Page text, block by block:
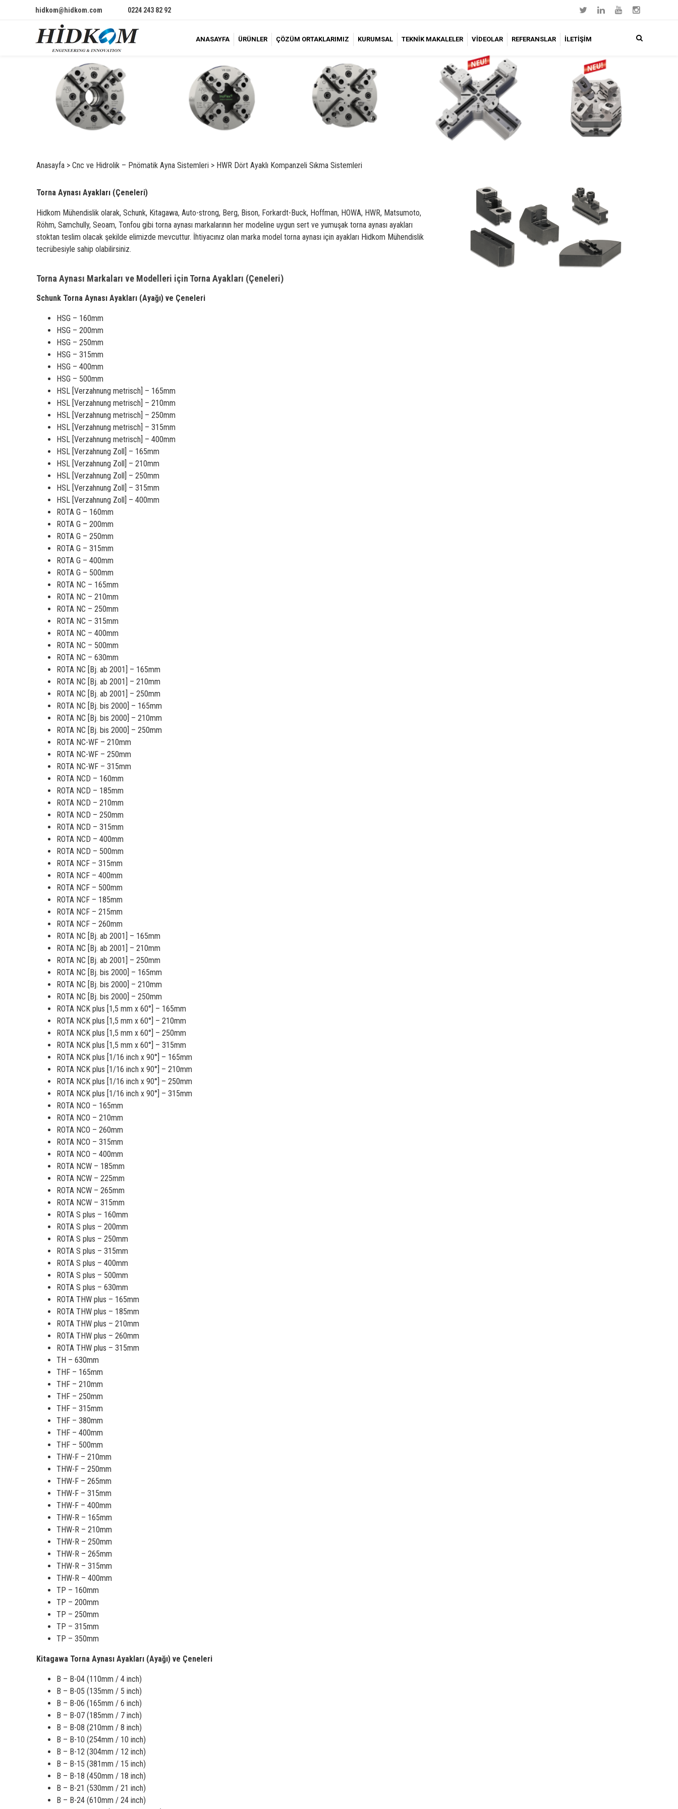
hidkom@hidkom.com 0224 243 82 92
ANASAYFA ÜRÜNLER ÇÖZÜM ORTAKLARIMIZ KURUMSAL TEKNİK MAKALELER VİDEOLAR REFERANSLAR İLETİŞİM
Anasayfa > Cnc ve Hidrolik – Pnömatik Ayna Sistemleri > HWR Dört Ayaklı Kompanzeli Sıkma Sistemleri
Torna Aynası Ayakları (Çeneleri)
Hidkom Mühendislik olarak, Schunk, Kitagawa, Auto-strong, Berg, Bison, Forkardt-Buck, Hoffman, HOWA, HWR, Matsumoto,
Röhm, Samchully, Seoam, Tonfou gibi torna aynası markalarının her modeline uygun sert ve yumuşak torna aynası ayakları
stoktan teslim olacak şekilde elimizde mevcuttur. İhtiyacınız olan marka model torna aynası için ayakları Hidkom Mühendislik
tecrübesiyle sahip olabilirsiniz.
Torna Aynası Markaları ve Modelleri için Torna Ayakları (Çeneleri)
Schunk Torna Aynası Ayakları (Ayağı) ve Çeneleri
HSG – 160mm
HSG – 200mm
HSG – 250mm
HSG – 315mm
HSG – 400mm
HSG – 500mm
HSL [Verzahnung metrisch] – 165mm
HSL [Verzahnung metrisch] – 210mm
HSL [Verzahnung metrisch] – 250mm
HSL [Verzahnung metrisch] – 315mm
HSL [Verzahnung metrisch] – 400mm
HSL [Verzahnung Zoll] – 165mm
HSL [Verzahnung Zoll] – 210mm
HSL [Verzahnung Zoll] – 250mm
HSL [Verzahnung Zoll] – 315mm
HSL [Verzahnung Zoll] – 400mm
ROTA G – 160mm
ROTA G – 200mm
ROTA G – 250mm
ROTA G – 315mm
ROTA G – 400mm
ROTA G – 500mm
ROTA NC – 165mm
ROTA NC – 210mm
ROTA NC – 250mm
ROTA NC – 315mm
ROTA NC – 400mm
ROTA NC – 500mm
ROTA NC – 630mm
ROTA NC [Bj. ab 2001] – 165mm
ROTA NC [Bj. ab 2001] – 210mm
ROTA NC [Bj. ab 2001] – 250mm
ROTA NC [Bj. bis 2000] – 165mm
ROTA NC [Bj. bis 2000] – 210mm
ROTA NC [Bj. bis 2000] – 250mm
ROTA NC-WF – 210mm
ROTA NC-WF – 250mm
ROTA NC-WF – 315mm
ROTA NCD – 160mm
ROTA NCD – 185mm
ROTA NCD – 210mm
ROTA NCD – 250mm
ROTA NCD – 315mm
ROTA NCD – 400mm
ROTA NCD – 500mm
ROTA NCF – 315mm
ROTA NCF – 400mm
ROTA NCF – 500mm
ROTA NCF – 185mm
ROTA NCF – 215mm
ROTA NCF – 260mm
ROTA NC [Bj. ab 2001] – 165mm
ROTA NC [Bj. ab 2001] – 210mm
ROTA NC [Bj. ab 2001] – 250mm
ROTA NC [Bj. bis 2000] – 165mm
ROTA NC [Bj. bis 2000] – 210mm
ROTA NC [Bj. bis 2000] – 250mm
ROTA NCK plus [1,5 mm x 60°] – 165mm
ROTA NCK plus [1,5 mm x 60°] – 210mm
ROTA NCK plus [1,5 mm x 60°] – 250mm
ROTA NCK plus [1,5 mm x 60°] – 315mm
ROTA NCK plus [1/16 inch x 90°] – 165mm
ROTA NCK plus [1/16 inch x 90°] – 210mm
ROTA NCK plus [1/16 inch x 90°] – 250mm
ROTA NCK plus [1/16 inch x 90°] – 315mm
ROTA NCO – 165mm
ROTA NCO – 210mm
ROTA NCO – 260mm
ROTA NCO – 315mm
ROTA NCO – 400mm
ROTA NCW – 185mm
ROTA NCW – 225mm
ROTA NCW – 265mm
ROTA NCW – 315mm
ROTA S plus – 160mm
ROTA S plus – 200mm
ROTA S plus – 250mm
ROTA S plus – 315mm
ROTA S plus – 400mm
ROTA S plus – 500mm
ROTA S plus – 630mm
ROTA THW plus – 165mm
ROTA THW plus – 185mm
ROTA THW plus – 210mm
ROTA THW plus – 260mm
ROTA THW plus – 315mm
TH – 630mm
THF – 165mm
THF – 210mm
THF – 250mm
THF – 315mm
THF – 380mm
THF – 400mm
THF – 500mm
THW-F – 210mm
THW-F – 250mm
THW-F – 265mm
THW-F – 315mm
THW-F – 400mm
THW-R – 165mm
THW-R – 210mm
THW-R – 250mm
THW-R – 265mm
THW-R – 315mm
THW-R – 400mm
TP – 160mm
TP – 200mm
TP – 250mm
TP – 315mm
TP – 350mm
Kitagawa Torna Aynası Ayakları (Ayağı) ve Çeneleri
B – B-04 (110mm / 4 inch)
B – B-05 (135mm / 5 inch)
B – B-06 (165mm / 6 inch)
B – B-07 (185mm / 7 inch)
B – B-08 (210mm / 8 inch)
B – B-10 (254mm / 10 inch)
B – B-12 (304mm / 12 inch)
B – B-15 (381mm / 15 inch)
B – B-18 (450mm / 18 inch)
B – B-21 (530mm / 21 inch)
B – B-24 (610mm / 24 inch)